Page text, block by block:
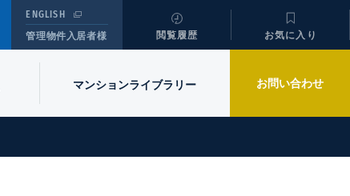
ENGLISH
管理物件入居者様
閲覧履歴 お気に入り
マンションライブラリー お問い合わせ